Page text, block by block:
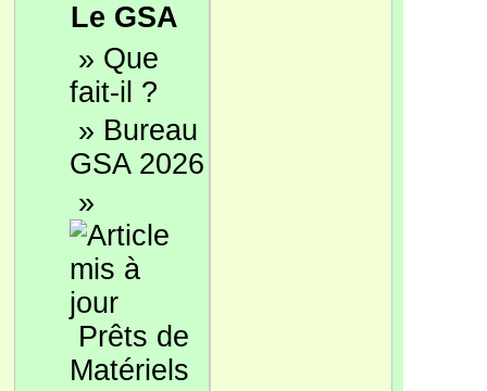
Le GSA
» Que
fait-il ?
» Bureau
GSA 2026
»
Prêts de
Matériels